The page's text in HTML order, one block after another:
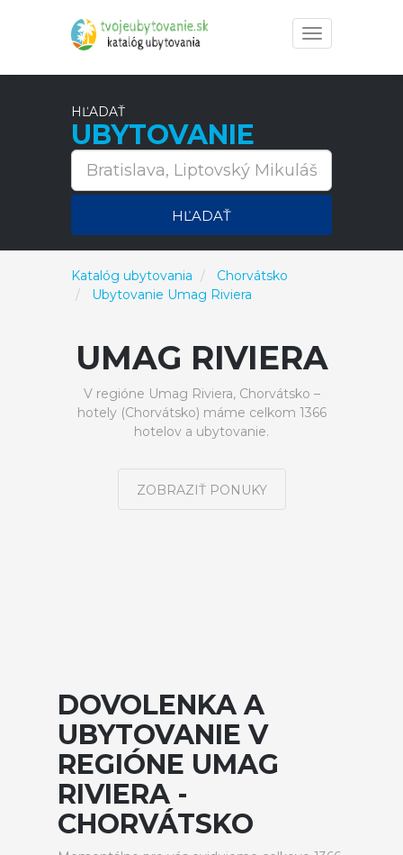
Toggle
navigation
HĽADAŤ
UBYTOVANIE
HĽADAŤ
Katalóg ubytovania
Chorvátsko
Ubytovanie Umag Riviera
UMAG RIVIERA
V regióne Umag Riviera, Chorvátsko –
hotely (Chorvátsko) máme celkom 1366
hotelov a ubytovanie.
ZOBRAZIŤ PONUKY
DOVOLENKA A
UBYTOVANIE V
REGIÓNE UMAG
RIVIERA -
CHORVÁTSKO